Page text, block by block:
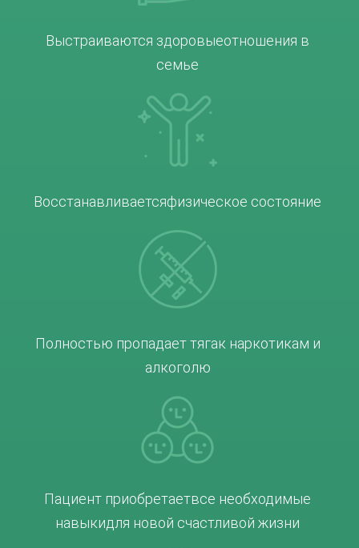
Выстраиваются здоровыеотношения в
семье
Восстанавливаетсяфизическое состояние
Полностью пропадает тягак наркотикам и
алкоголю
Пациент приобретаетвсе необходимые
навыкидля новой счастливой жизни